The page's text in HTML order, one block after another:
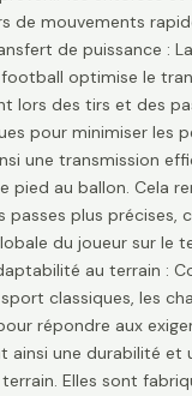
de mouvements
de puissance :
optimise le
lors des tirs et des
pour minimiser les
une transmission
pied au ballon. Cela
passes plus précises,
du joueur sur le
au terrain :
classiques, les
répondre aux
ainsi une durabilité et
Elles sont